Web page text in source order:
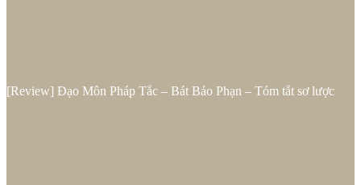
[Review] Đạo Môn Pháp Tắc – Bát Bảo Phạn – Tóm tắt sơ lược